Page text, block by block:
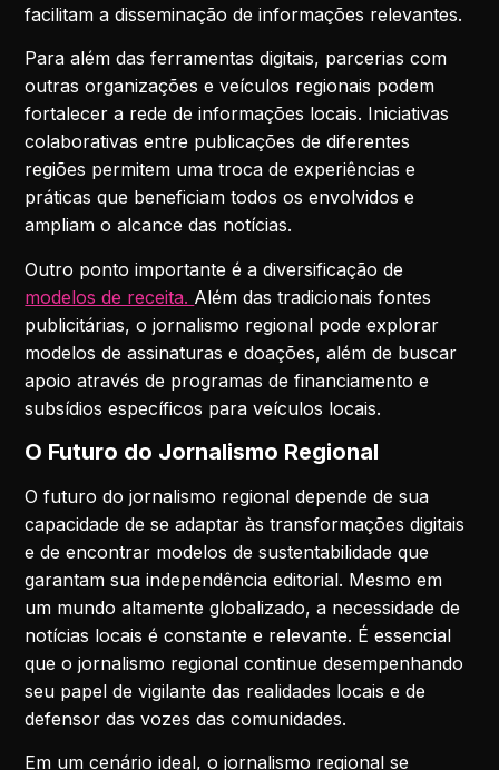
facilitam a disseminação de informações relevantes.
Para além das ferramentas digitais, parcerias com
outras organizações e veículos regionais podem
fortalecer a rede de informações locais. Iniciativas
colaborativas entre publicações de diferentes
regiões permitem uma troca de experiências e
práticas que beneficiam todos os envolvidos e
ampliam o alcance das notícias.
Outro ponto importante é a diversificação de
modelos de receita. Além das tradicionais fontes
publicitárias, o jornalismo regional pode explorar
modelos de assinaturas e doações, além de buscar
apoio através de programas de financiamento e
subsídios específicos para veículos locais.
O Futuro do Jornalismo Regional
O futuro do jornalismo regional depende de sua
capacidade de se adaptar às transformações digitais
e de encontrar modelos de sustentabilidade que
garantam sua independência editorial. Mesmo em
um mundo altamente globalizado, a necessidade de
notícias locais é constante e relevante. É essencial
que o jornalismo regional continue desempenhando
seu papel de vigilante das realidades locais e de
defensor das vozes das comunidades.
Em um cenário ideal, o jornalismo regional se